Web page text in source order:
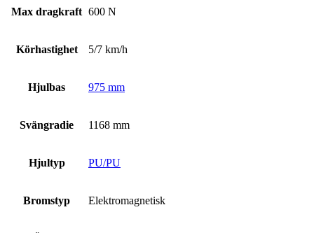
Max dragkraft 600 N
Körhastighet 5/7 km/h
Hjulbas 975 mm
Svängradie 1168 mm
Hjultyp PU/PU
Bromstyp Elektromagnetisk